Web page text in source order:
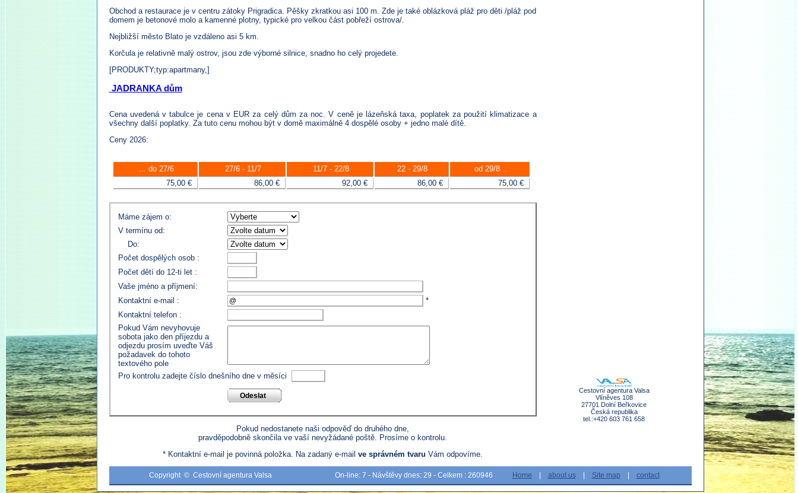
Obchod a restaurace je v centru zátoky Prigradica. Pěšky zkratkou asi 100 m. Zde je také oblázková pláž pro děti /pláž pod
domem je betonové molo a kamenné plotny, typické pro velkou část pobřeží ostrova/.
Nejbližší město Blato je vzdáleno asi 5 km.
Korčula je relativně malý ostrov, jsou zde výborné silnice, snadno ho celý projedete.
[PRODUKTY;typ:apartmany,]
JADRANKA dům
Cena uvedená v tabulce je cena v EUR za celý dům za noc. V ceně je lázeňská taxa, poplatek za použití klimatizace a
všechny další poplatky. Za tuto cenu mohou být v domě maximálně 4 dospělé osoby + jedno malé dítě.
Ceny 2026:
... do 27/6 27/6 - 11/7 11/7 - 22/8 22 - 29/8
od 29/8 ..
75,00 €
86,00 € 92,00 € 86,00 € 75,00 €
Máme zájem o:
V termínu od:
Do:
Počet dospělých osob :
Počet dětí do 12-ti let :
Vaše jméno a příjmení:
Kontaktní e-mail :
*
Kontaktní telefon :
Pokud Vám nevyhovuje
sobota jako den příjezdu a
odjezdu prosím uveďte Váš
požadavek do tohoto
textového pole
Pro kontrolu zadejte číslo dnešního dne v měsíci
Pokud nedostanete naši odpověď do druhého dne,
pravděpodobně skončila ve vaší nevyžádané poště. Prosíme o kontrolu.
* Kontaktní e-mail je povinná položka. Na zadaný e-mail ve správném tvaru Vám odpovíme.
Cestovní agentura Valsa
Vlíněves 108
27701 Dolní Beřkovice
Česká republika
tel.:+420 603 761 658
Copyright © Cestovní agentura Valsa On-line: 7 - Návštěvy dnes: 29 - Celkem : 260946 Home about us| Site map contact